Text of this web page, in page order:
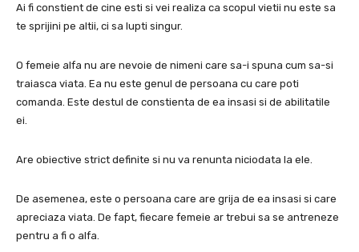
Ai fi constient de cine esti si vei realiza ca scopul vietii nu este sa
te sprijini pe altii, ci sa lupti singur.
O femeie alfa nu are nevoie de nimeni care sa-i spuna cum sa-si
traiasca viata. Ea nu este genul de persoana cu care poti
comanda. Este destul de constienta de ea insasi si de abilitatile
ei.
Are obiective strict definite si nu va renunta niciodata la ele.
De asemenea, este o persoana care are grija de ea insasi si care
apreciaza viata. De fapt, fiecare femeie ar trebui sa se antreneze
pentru a fi o alfa.